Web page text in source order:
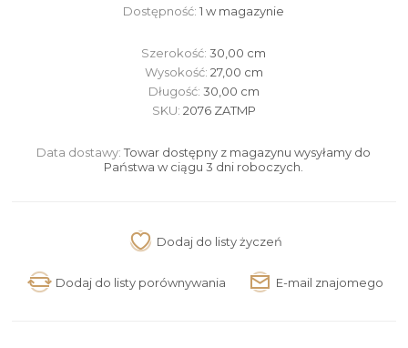
Dostępność: 1 w magazynie
Szerokość:30,00 cm
Wysokość: 27,00 cm
Długość: 30,00 cm
SKU: 2076 ZATMP
Data dostawy: Towar dostępny z magazynu wysyłamy do
Państwa w ciągu 3 dni roboczych.